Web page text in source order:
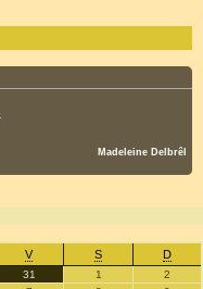
Madeleine Delbrêl
V S D
31 1
2